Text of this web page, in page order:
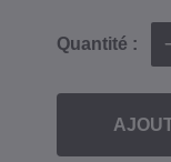
Quantité :